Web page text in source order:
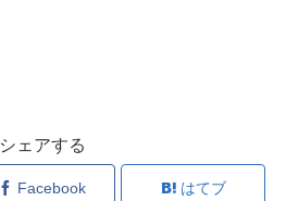
シェアする
Facebook はてブ